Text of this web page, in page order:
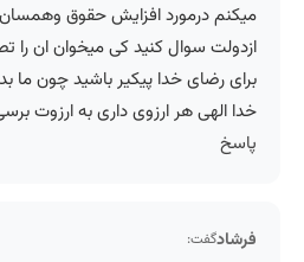
میکنم درمورد افزایش حقوق وهمسان
ازدولت سوال کنید کی میخوان ان را
برای رضای خدا پیکیر باشید چون ما
خدا الهی هر ارزوی داری به ارزوت
پاسخ
فرشادگفت: